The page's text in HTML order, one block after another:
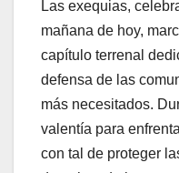
Las exequias,
mañana de hoy,
capítulo terrenal
defensa de las
más necesitados.
valentía para
con tal de proteger